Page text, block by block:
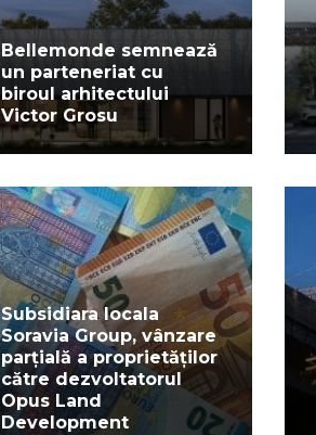
Bellemonde semnează
un parteneriat cu
biroul arhitectului
Victor Grosu
Subsidiara locala
Soravia Group, vânzare
parțială a proprietăților
către dezvoltatorul
Opus Land
Development